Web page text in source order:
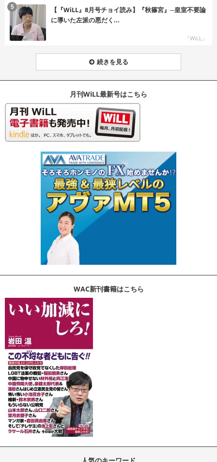
【『WiLL』8月号チョイ読み】『秋篠宮』─皇室不要論
に導いた左派の悪だく...
『WiLL』
5
続きを見る
月刊WiLL最新号はこちら
WAC新刊書籍はこちら